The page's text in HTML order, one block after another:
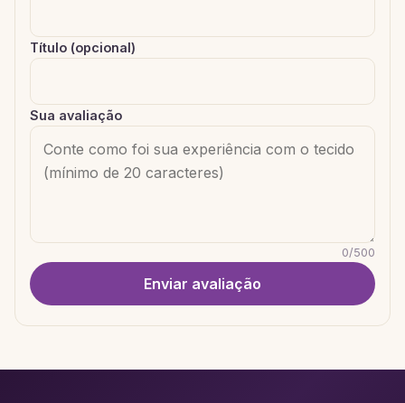
Título (opcional)
Sua avaliação
0/500
Enviar avaliação